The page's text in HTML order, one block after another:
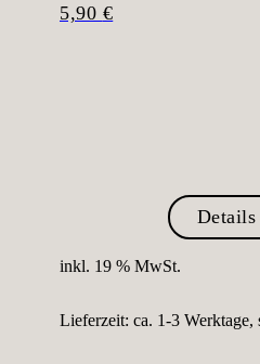
5,90 €
Details
inkl. 19 % MwSt.
Lieferzeit: ca. 1-3